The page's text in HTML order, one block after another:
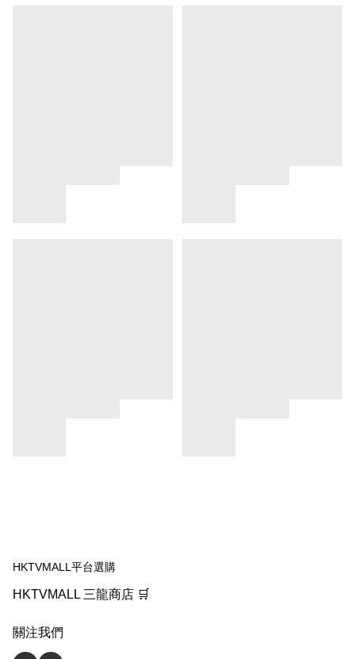
HKTVMALL平台選購
HKTVMALL 三龍商店 🛒
關注我們